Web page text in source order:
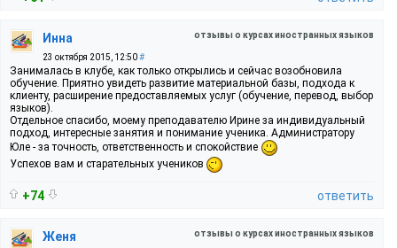
отзывы о курсах иностранных языков
Инна
23 октября 2015, 12:50#
Занималась в клубе, как только открылись и сейчас возобновила
обучение. Приятно увидеть развитие материальной базы, подхода к
клиенту, расширение предоставляемых услуг (обучение, перевод, выбор
языков).
Отдельное спасибо, моему преподавателю Ирине за индивидуальный
подход, интересные занятия и понимание ученика. Администратору
Юле - за точность, ответственность и спокойствие
Успехов вам и старательных учеников
+74 ответить
отзывы о курсах иностранных языков
Женя